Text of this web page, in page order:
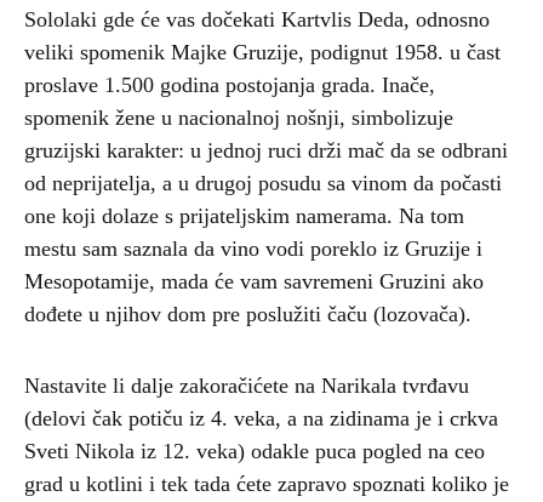
Sololaki gde će vas dočekati Kartvlis Deda, odnosno
veliki spomenik Majke Gruzije, podignut 1958. u čast
proslave 1.500 godina postojanja grada. Inače,
spomenik žene u nacionalnoj nošnji, simbolizuje
gruzijski karakter: u jednoj ruci drži mač da se odbrani
od neprijatelja, a u drugoj posudu sa vinom da počasti
one koji dolaze s prijateljskim namerama. Na tom
mestu sam saznala da vino vodi poreklo iz Gruzije i
Mesopotamije, mada će vam savremeni Gruzini ako
dođete u njihov dom pre poslužiti čaču (lozovača).
Nastavite li dalje zakoračićete na Narikala tvrđavu
(delovi čak potiču iz 4. veka, a na zidinama je i crkva
Sveti Nikola iz 12. veka) odakle puca pogled na ceo
grad u kotlini i tek tada ćete zapravo spoznati koliko je